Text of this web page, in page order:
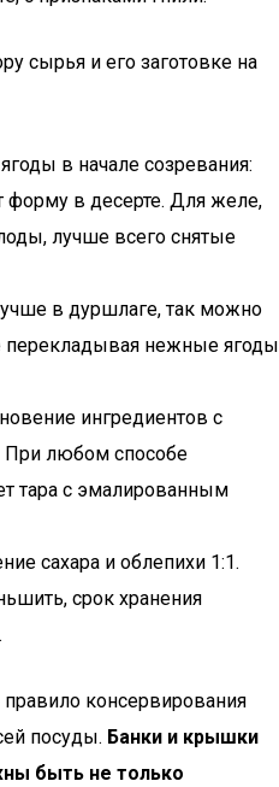
сырья и его заготовке на
в начале созревания:
форму в десерте. Для желе,
лучше всего снятые
в дуршлаге, так можно
перекладывая нежные ягоды
ингредиентов с
любом способе
тара с эмалированным
сахара и облепихи 1:1.
срок хранения
консервирования
посуды. Банки и крышки
быть не только